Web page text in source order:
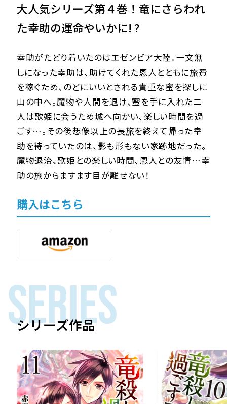
大人気シリーズ第４巻！竜にさらわれ
た幸助の運命やいかに! ?
幸助がたどり着いたのはエゼンビア大陸。一文無
しになった幸助は、助けてくれた恩人とともに旅費
を稼ぐため、のどにいいとされる貴重な蜜を探しに
山の中へ。魔物や人間を退け、蜜を手に入れた二
人は歌姫に会うため城へ向かい、楽しい時間を過
ごす…。その後想像以上の長旅を終えて帰った幸
助を待っていたのは、影も形もない家跡地だった。
魔物退治、歌姫との楽しい時間、恩人との友情…幸
助の旅からますます目が離せない！
購入はこちら
SERIES
シリーズ作品